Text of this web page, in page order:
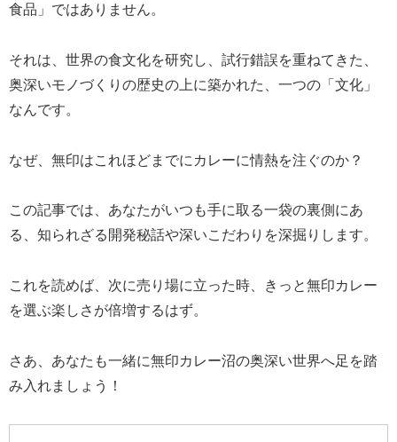
食品」ではありません。
それは、世界の食文化を研究し、試行錯誤を重ねてきた、
奥深いモノづくりの歴史の上に築かれた、一つの「文化」
なんです。
なぜ、無印はこれほどまでにカレーに情熱を注ぐのか？
この記事では、あなたがいつも手に取る一袋の裏側にあ
る、知られざる開発秘話や深いこだわりを深掘りします。
これを読めば、次に売り場に立った時、きっと無印カレー
を選ぶ楽しさが倍増するはず。
さあ、あなたも一緒に無印カレー沼の奥深い世界へ足を踏
み入れましょう！